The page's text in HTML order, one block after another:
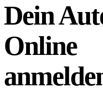
Dein
Online